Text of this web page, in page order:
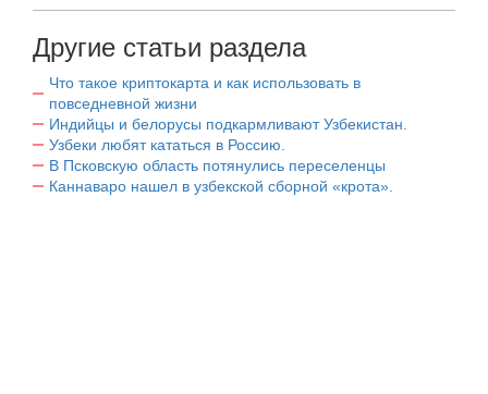
Другие статьи раздела
Что такое криптокарта и как использовать в
повседневной жизни
Индийцы и белорусы подкармливают Узбекистан.
Узбеки любят кататься в Россию.
В Псковскую область потянулись переселенцы
Каннаваро нашел в узбекской сборной «крота».